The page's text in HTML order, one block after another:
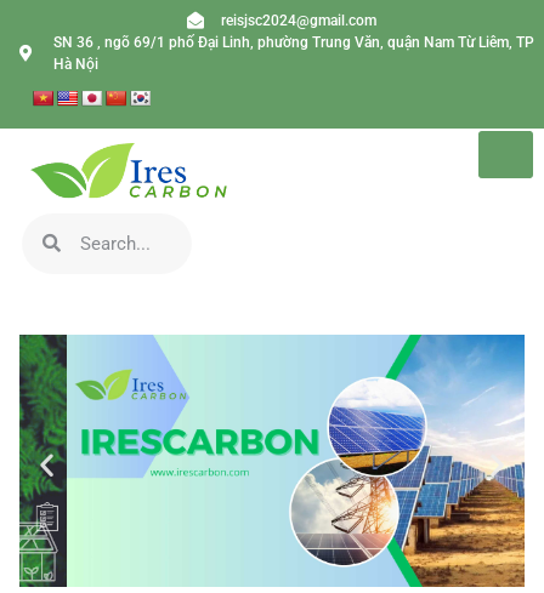
reisjsc2024@gmail.com
SN 36 , ngõ 69/1 phố Đại Linh, phường Trung Văn, quận Nam Từ Liêm, TP
Hà Nội